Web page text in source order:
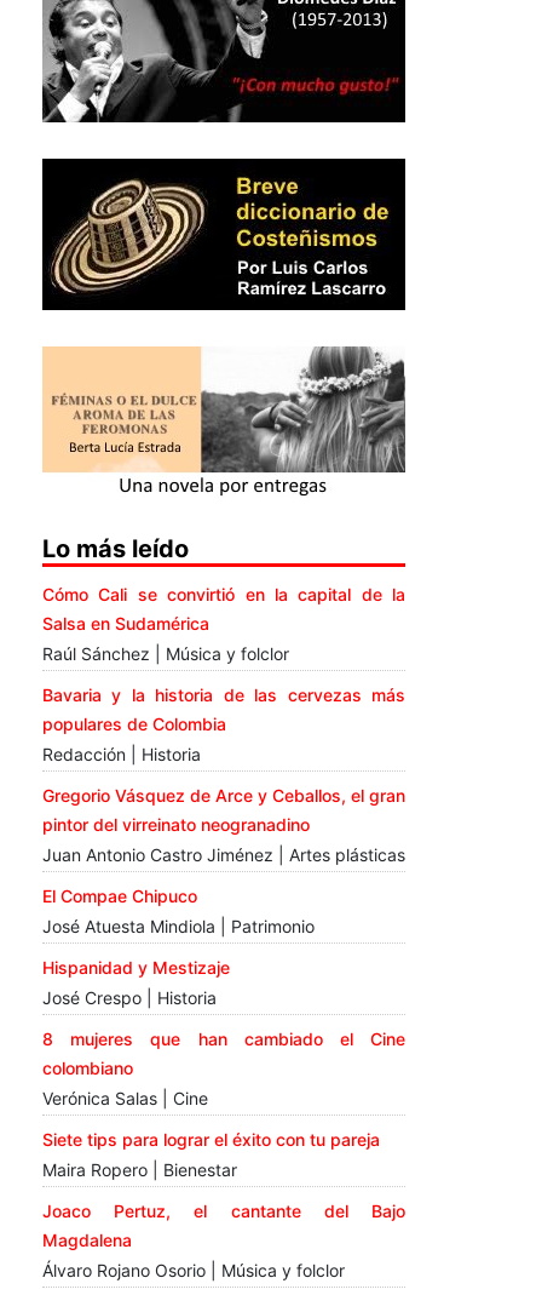
Lo más leído
Cómo Cali se convirtió en la capital de la
Salsa en Sudamérica
Raúl Sánchez | Música y folclor
Bavaria y la historia de las cervezas más
populares de Colombia
Redacción | Historia
Gregorio Vásquez de Arce y Ceballos, el gran
pintor del virreinato neogranadino
Juan Antonio Castro Jiménez | Artes plásticas
El Compae Chipuco
José Atuesta Mindiola | Patrimonio
Hispanidad y Mestizaje
José Crespo | Historia
8 mujeres que han cambiado el Cine
colombiano
Verónica Salas | Cine
Siete tips para lograr el éxito con tu pareja
Maira Ropero | Bienestar
Joaco Pertuz, el cantante del Bajo
Magdalena
Álvaro Rojano Osorio | Música y folclor